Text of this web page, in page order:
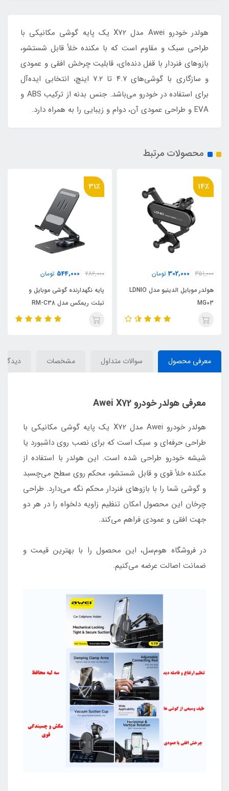
هولدر خودرو Awei مدل X72 یک پایه گوشی مکانیکی با
طراحی سبک و مقاوم است که با مکنده خلأ قابل شستشو،
بازوهای فنردار با قفل دنده‌ای، قابلیت چرخش افقی و عمودی
و سازگاری با گوشی‌های ۴.۷ تا ۷.۲ اینچ، انتخابی ایده‌آل
برای استفاده در خودرو می‌باشد. جنس بدنه از ترکیب ABS و
EVA و طراحی عمودی آن، دوام و زیبایی را به همراه دارد.
محصولات مرتبط
14٪
351,000
302,000 تومان
هولدر موبایل الدینیو مدل LDNIO
MG03
31٪
786,000
544,000 تومان
پایه نگهدارنده گوشی موبایل و
تبلت ریمکس مدل RM-C38
معرفی محصول سوالات متداول مشخصات
معرفی هولدر خودرو Awei X72
هولدر خودرو Awei مدل X72 یک پایه گوشی مکانیکی با
طراحی حرفه‌ای و سبک است که برای نصب روی داشبورد یا
شیشه خودرو طراحی شده است. این هولدر با استفاده از
مکنده خلأ قوی و قابل شستشو، محکم روی سطح می‌چسبد
و گوشی شما را با بازوهای فنردار محکم نگه می‌دارد. طراحی
چرخان این محصول امکان تنظیم زاویه دلخواه را در هر دو
جهت افقی و عمودی فراهم می‌کند.
در فروشگاه هوم‌سل، این محصول را با بهترین قیمت و
ضمانت اصالت عرضه می‌کنیم.